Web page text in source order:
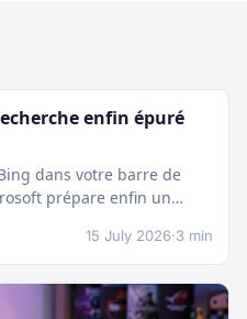
enfin épuré
dans votre barre de
prépare enfin un
15 July 2026·3 min